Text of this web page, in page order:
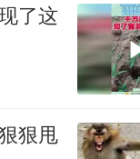
了这
狠甩